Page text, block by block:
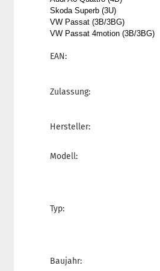
Skoda Superb (3U)
VW Passat (3B/3BG)
VW Passat 4motion (3B/3BG)
EAN:
Zulassung:
Hersteller:
Modell:
Typ:
Baujahr: